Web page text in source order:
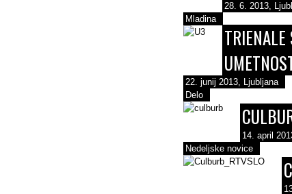
28. 6. 2013,
Mladina
TRIENALE
22. junij 2013, Ljubljana
Delo
14. april
Nedeljske novice